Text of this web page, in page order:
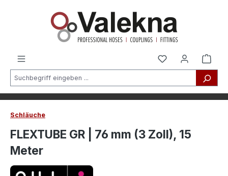
Schläuche
FLEXTUBE GR | 76 mm (3 Zoll), 15
Meter